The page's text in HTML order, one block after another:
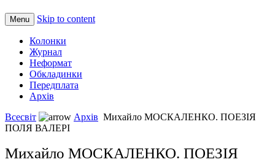
Menu Skip to content
Колонки
Журнал
Неформат
Обкладинки
Передплата
Архів
Всесвіт
Архів Михайло МОСКАЛЕНКО. ПОЕЗІЯ
ПОЛЯ ВАЛЕРІ
Михайло МОСКАЛЕНКО. ПОЕЗІЯ